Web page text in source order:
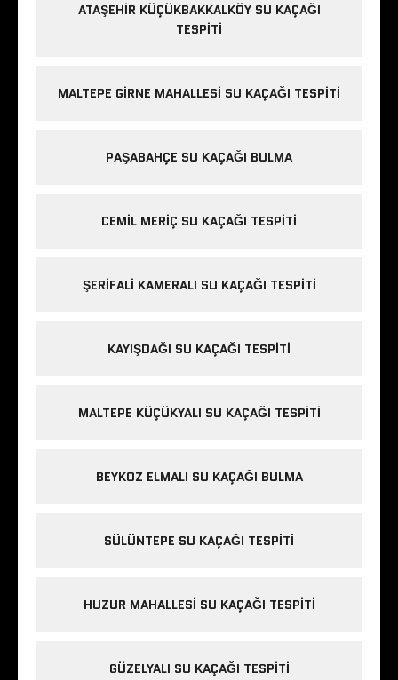
ATAŞEHIR KÜÇÜKBAKKALKÖY SU KAÇAĞI
TESPITI
MALTEPE GIRNE MAHALLESI SU KAÇAĞI TESPITI
PAŞABAHÇE SU KAÇAĞI BULMA
CEMIL MERIÇ SU KAÇAĞI TESPITI
ŞERIFALI KAMERALI SU KAÇAĞI TESPITI
KAYIŞDAĞI SU KAÇAĞI TESPITI
MALTEPE KÜÇÜKYALI SU KAÇAĞI TESPITI
BEYKOZ ELMALI SU KAÇAĞI BULMA
SÜLÜNTEPE SU KAÇAĞI TESPITI
HUZUR MAHALLESI SU KAÇAĞI TESPITI
GÜZELYALI SU KAÇAĞI TESPITI